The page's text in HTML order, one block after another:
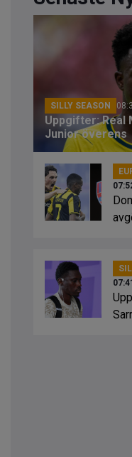
SILLY SEASON
Uppgifter: Real
Junior överens
07:41
Sarr